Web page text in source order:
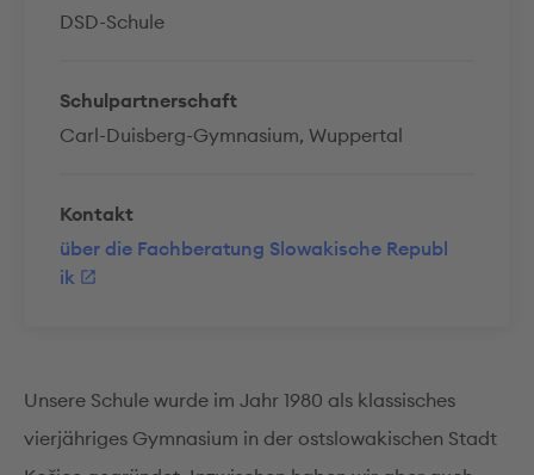
DSD-Schule
Schulpartnerschaft
Carl-Duisberg-Gymnasium, Wuppertal
Kontakt
über die Fachberatung Slowakische Republ
ik
Unsere Schule wurde im Jahr 1980 als klassisches
vierjähriges Gymnasium in der ostslowakischen Stadt